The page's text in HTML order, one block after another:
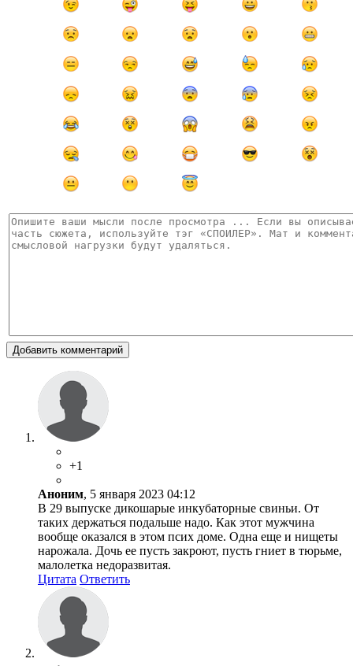
Добавить комментарий
+1
Аноним, 5 января 2023 04:12
В 29 выпуске дикошарые инкубаторные свиньи. От
таких держаться подальше надо. Как этот мужчина
вообще оказался в этом псих доме. Одна еще и нищеты
нарожала. Дочь ее пусть закроют, пусть гниет в тюрьме,
малолетка недоразвитая.
Цитата Ответить